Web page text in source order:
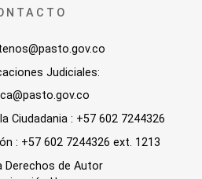
Judiciales:
Ciudadania : +57 602 7244326
: +57 602 7244326 ext. 1213
Derechos de Autor